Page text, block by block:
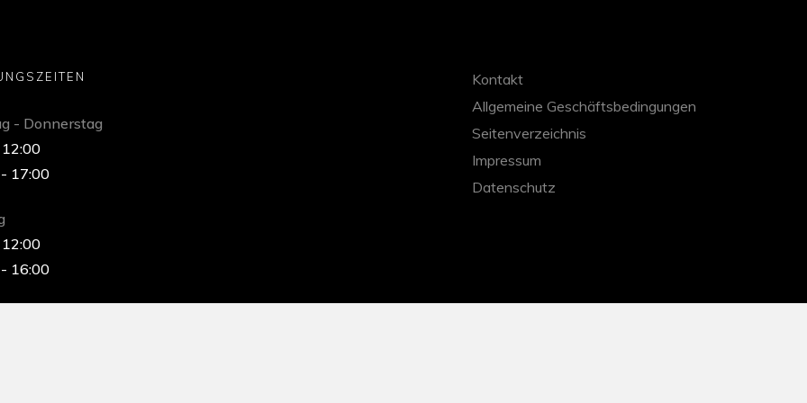
- Donnerstag
17:00
16:00
Kontakt
Allgemeine Geschäftsbedingungen
Seitenverzeichnis
Impressum
Datenschutz